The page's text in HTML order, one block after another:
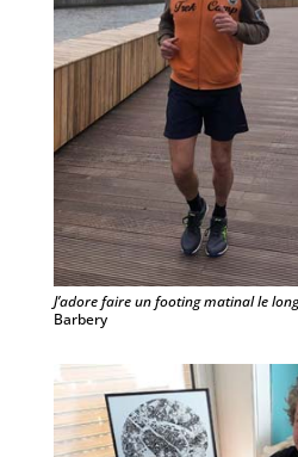
J’adore faire un footing matinal le long
Barbery